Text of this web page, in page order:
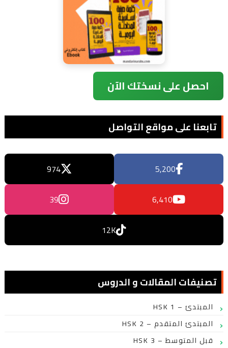
احصل على نسختك الآن
تابعنا على مواقع التواصل
5,200
974
6,410
39
12K
تصنيفات المقالات و الدروس
HSK 1 – المبتدئ
HSK 2 – المبتدئ المتقدم
HSK 3 – قبل المتوسط